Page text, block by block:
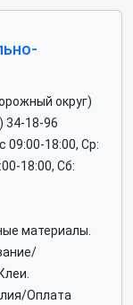
округ)
34-18-96
09:00-18:00, Ср:
18:00, Сб:
материалы.
Оплата